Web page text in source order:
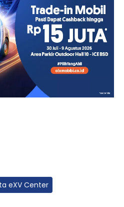
eXV Center